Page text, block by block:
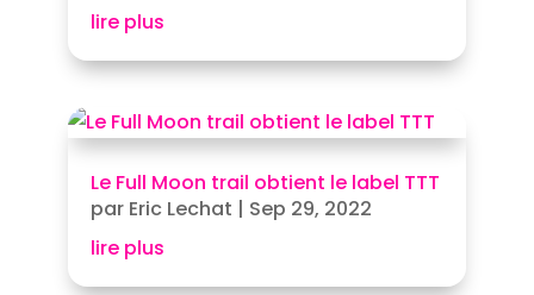
lire plus
Le Full Moon trail obtient le label TTT
par Eric Lechat | Sep 29, 2022
lire plus